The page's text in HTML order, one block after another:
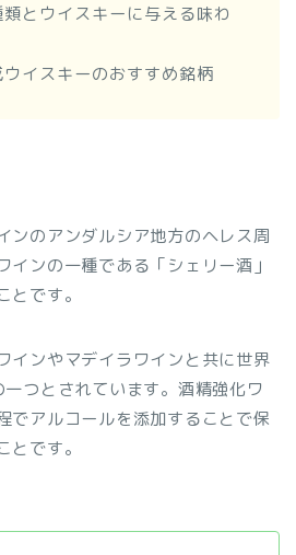
とウイスキーに与える味わ
イスキーのおすすめ銘柄
ンのアンダルシア地方のヘレス周
インの一種である「シェリー酒」
とです。
インやマデイラワインと共に世界
つとされています。酒精強化ワ
でアルコールを添加することで保
とです。